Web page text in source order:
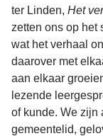
ter Linden, Het
zetten ons op het
wat het verhaal
daarover met
aan elkaar
lezende
of kunde. We zijn
gemeentelid,